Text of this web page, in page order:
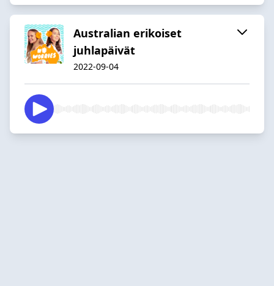
Australian erikoiset
juhlapäivät
2022-09-04